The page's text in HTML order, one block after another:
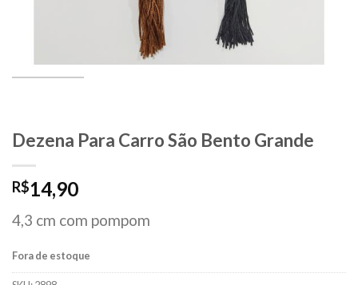
Dezena Para Carro São Bento Grande
R$14,90
4,3 cm com pompom
Fora de estoque